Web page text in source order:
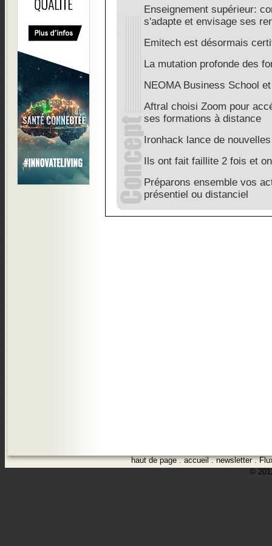
Enseignement supérieur:
s'adapte et envisage ses
Emitech est désormais
La mutation profonde des
NEOMA Business School
Aftral choisi Zoom pour
ses formations à distance
Ironhack lance de
Ils ont fait faillite 2 fois et
Préparons ensemble vos
présentiel ou distanciel
haut de page.accueil.newsletter.
©